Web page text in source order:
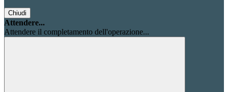
Chiudi
Attendere...
Attendere il completamento dell'operazione...